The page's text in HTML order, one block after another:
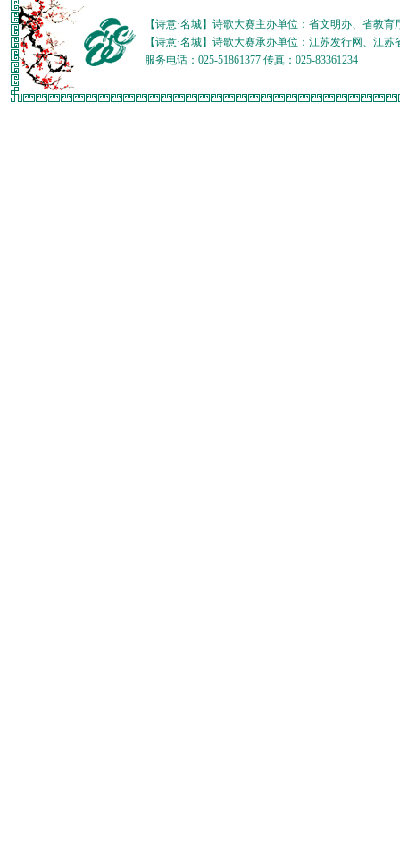
【诗意·名城】诗歌大赛主办单位：省文明办、省教
【诗意·名城】诗歌大赛承办单位：江苏发行网、江
服务电话：025-51861377 传真：025-83361234